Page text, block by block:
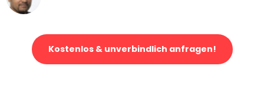
Kostenlos & unverbindlich anfragen!